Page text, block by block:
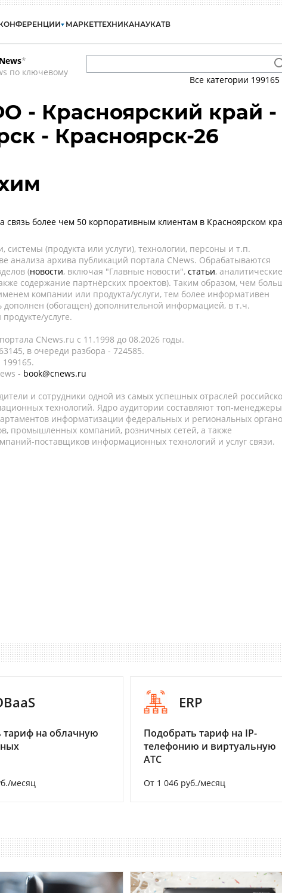
МАРКЕТТЕХНИКАНАУКАТВ
*
по ключевому
Все категории 199165
- Красноярский край -
- Красноярск-26
связь более чем 50 корпоративным клиентам в Красноярском
(продукта или услуги), технологии, персоны и т.п.
анализа архива публикаций портала CNews. Обрабатываются
(новости, включая "Главные новости", статьи, аналитические
содержание партнёрских проектов). Таким образом, чем
компании или продукта/услуги, тем более информативен
(обогащен) дополнительной информацией, в т.ч.
услуге.
CNews.ru c 11.1998 до 08.2026 годы.
в очереди разбора - 724585.
- book@cnews.ru
и сотрудники одной из самых успешных отраслей
технологий. Ядро аудитории составляют топ-
информатизации федеральных и региональных
промышленных компаний, розничных сетей, а также
поставщиков информационных технологий и услуг связи.
тариф на облачную
месяц
ERP
Подобрать тариф на IP-
телефонию и виртуальную
АТС
От 1 046 руб./месяц